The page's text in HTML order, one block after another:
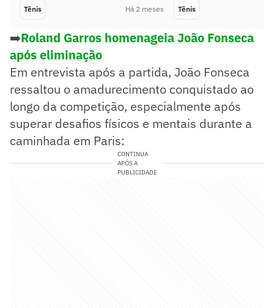
Tênis Há 2 meses Tênis
➡️Roland Garros homenageia João Fonseca
após eliminação
Em entrevista após a partida, João Fonseca
ressaltou o amadurecimento conquistado ao
longo da competição, especialmente após
superar desafios físicos e mentais durante a
caminhada em Paris:
CONTINUA
APÓS A
PUBLICIDADE